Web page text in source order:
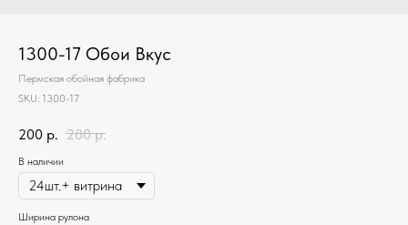
1300-17 Обои Вкус
Пермская обойная фабрика
SKU: 1300-17
200 р. 280 р.
В наличии
Ширина рулона